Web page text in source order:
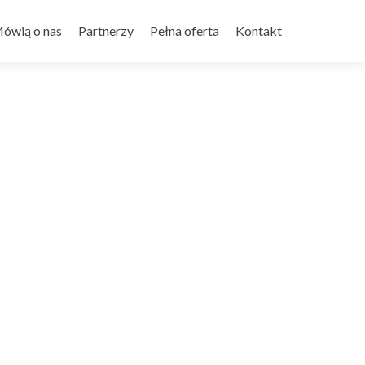
o nas Partnerzy Pełna oferta Kontakt